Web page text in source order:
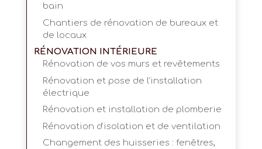
bain
Chantiers de rénovation de bureaux et
de locaux
RÉNOVATION INTÉRIEURE
Rénovation de vos murs et revêtements
Rénovation et pose de l’installation
électrique
Rénovation et installation de plomberie
Rénovation d’isolation et de ventilation
Changement des huisseries : fenêtres,